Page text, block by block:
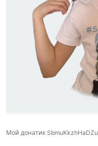
Мой донатик